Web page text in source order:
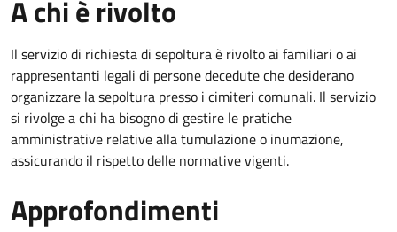
A chi è rivolto
Il servizio di richiesta di sepoltura è rivolto ai familiari o ai
rappresentanti legali di persone decedute che desiderano
organizzare la sepoltura presso i cimiteri comunali. Il servizio
si rivolge a chi ha bisogno di gestire le pratiche
amministrative relative alla tumulazione o inumazione,
assicurando il rispetto delle normative vigenti.
Approfondimenti